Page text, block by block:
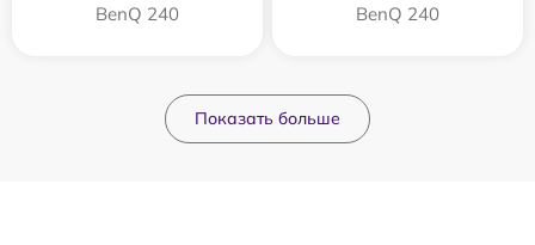
BenQ 240 BenQ 240
Показать больше